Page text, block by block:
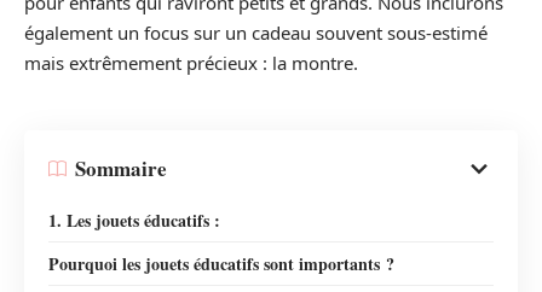
également un focus sur un cadeau souvent sous-estimé
mais extrêmement précieux : la montre.
Sommaire
1. Les jouets éducatifs :
Pourquoi les jouets éducatifs sont importants ?